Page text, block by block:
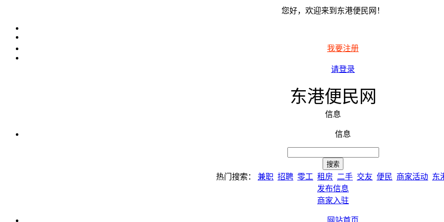
您好，欢迎来到东港便民网！
我要注册
请登录
东港便民网
信息
信息
热门搜索： 兼职 招聘 零工 租房 二手 交友 便民 商家活动 东
发布信息
商家入驻
网站首页